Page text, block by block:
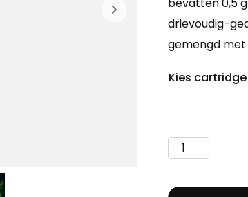
drievoudig-
gemengd
Kies